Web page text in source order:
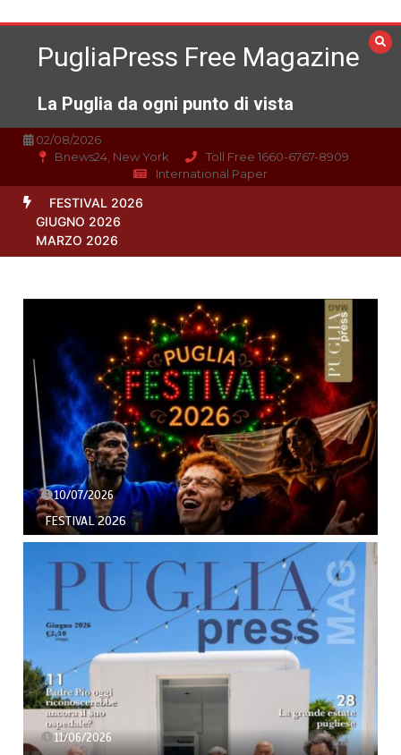
al
contenutoPugliaPress Free Magazine
La Puglia da ogni punto di vista
02/08/2026
Bnews24, New York
Toll Free 1660-6767-8909
International Paper
FESTIVAL 2026
GIUGNO 2026
MARZO 2026
10/07/2026
FESTIVAL 2026
11/06/2026